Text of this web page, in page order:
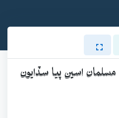
اسين پيا سڏايون